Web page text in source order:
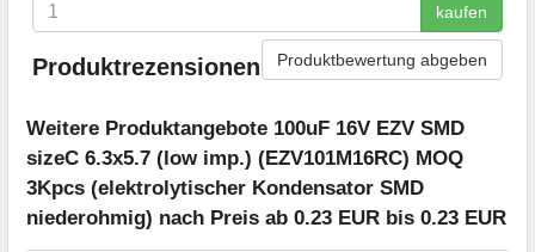
kaufen
Produktrezensionen Produktbewertung abgeben
Weitere Produktangebote 100uF 16V EZV SMD
sizeC 6.3x5.7 (low imp.) (EZV101M16RC) MOQ
3Kpcs (elektrolytischer Kondensator SMD
niederohmig) nach Preis ab 0.23 EUR bis 0.23 EUR